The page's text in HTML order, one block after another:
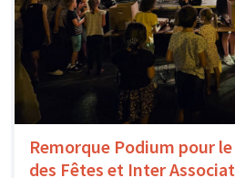
Remorque Podium pour
des Fêtes et Inter